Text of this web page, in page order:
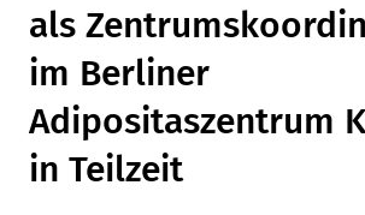
als
im Berliner
Adipositaszentrum
in Teilzeit